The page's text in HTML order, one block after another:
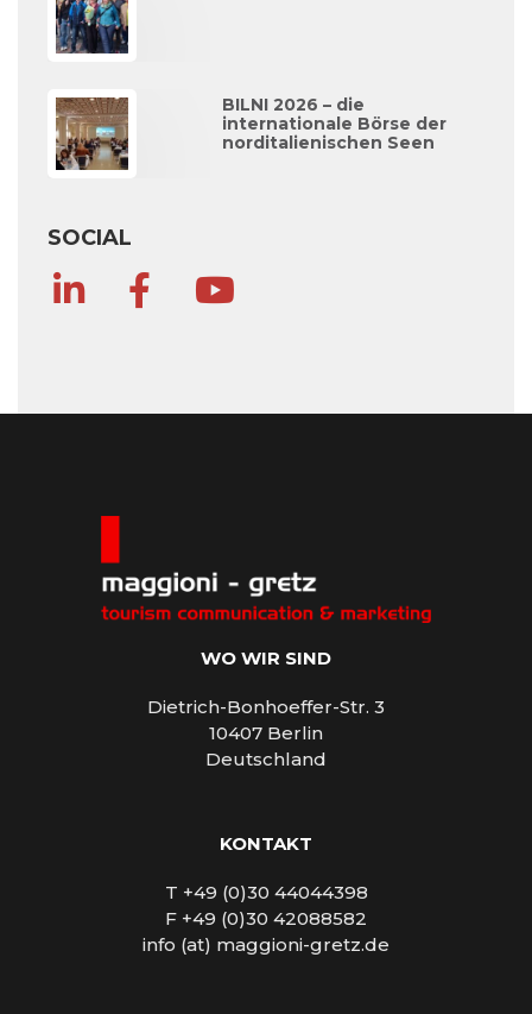
BILNI 2026 – die
internationale Börse der
norditalienischen Seen
SOCIAL
WO WIR SIND
Dietrich-Bonhoeffer-Str. 3
10407 Berlin
Deutschland
KONTAKT
T +49 (0)30 44044398
F +49 (0)30 42088582
info (at) maggioni-gretz.de